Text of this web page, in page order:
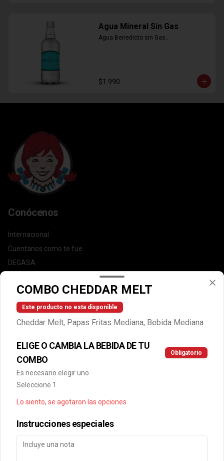
Agua Mineral Sin Gas
Agua Benedicto sin Gas..
$1.990
Conócenos
Internacional
Cuentanos como te fue
DEGASA
Escríbenos por WhatsApp: +56950183243
serviciocliente@wendys.cl
Locales
Política de privacidad
Redes sociales
Facebook
Mi cuenta
COMBO CHEDDAR MELT
Este producto no esta disponible
Cheddar Melt, Papas Fritas Mediana, Bebida Mediana
ELIGE O CAMBIA LA BEBIDA DE TU
COMBO
Obligatorio
Es necesario elegir uno
Seleccione 1
Lo siento, se agotaron las opciones
Instrucciones especiales